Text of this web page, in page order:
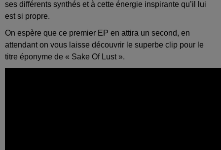
ses différents synthés et à cette énergie inspirante qu’il lui
est si propre.
On espère que ce premier EP en attira un second, en
attendant on vous laisse découvrir le superbe clip pour le
titre éponyme de « Sake Of Lust ».